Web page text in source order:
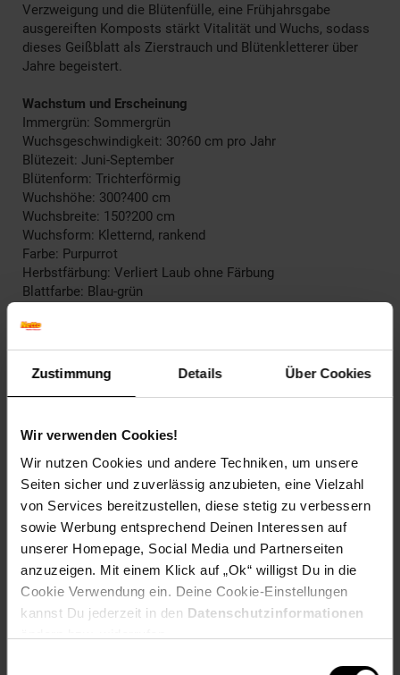
Zustimmung Details Über Cookies
Wir verwenden Cookies!
Wir nutzen Cookies und andere Techniken, um unsere
Seiten sicher und zuverlässig anzubieten, eine Vielzahl
von Services bereitzustellen, diese stetig zu verbessern
sowie Werbung entsprechend Deinen Interessen auf
unserer Homepage, Social Media und Partnerseiten
anzuzeigen. Mit einem Klick auf „Ok“ willigst Du in die
Cookie Verwendung ein. Deine Cookie-Einstellungen
kannst Du jederzeit in den Datenschutzinformationen
Verzweigung und die Blütenfülle, eine Frühjahrsgabe
ausgereiften Komposts stärkt Vitalität und Wuchs, sodass
dieses Geißblatt als Zierstrauch und Blütenkletterer über
Jahre begeistert.
Wachstum und Erscheinung
Immergrün: Sommergrün
Wuchsgeschwindigkeit: 30?60 cm pro Jahr
Blütezeit: Juni-September
Blütenform: Trichterförmig
Wuchshöhe: 300?400 cm
Wuchsbreite: 150?200 cm
Wuchsform: Kletternd, rankend
Farbe: Purpurrot
Herbstfärbung: Verliert Laub ohne Färbung
Blattfarbe: Blau-grün
Winterfarbe: Verliert Blätter, bleibt kahl
Geschmack: X
Frucht: Zierfrucht, nicht essbar
Blattform: Eiförmig
Standortempfehlung: Sonnig, windgeschützt
Pflegeaufwand: Wenig,Mittel
Lichtbedarf: Sonnig-Halbschattig
Wasserbedarf: Mittel
Rückschnitt: Rückschnitt im Frühjahr.
Schnittverträglichkeit: Gut
Bodenansprüche: humos und durchlässig
Nährstoffgehalt: Mittel
Frosthärte: bis -15 °C
Verwendung: Als Fassadenbegrünung,In Klein- und